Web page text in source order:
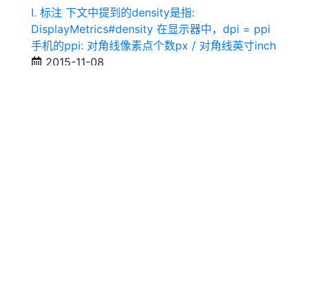
I. 标注 下文中提到的density是指:
DisplayMetrics#density 在显示器中，dpi = ppi
手机的ppi: 对角线像素点个数px / 对角线英寸inch
2015-11-08